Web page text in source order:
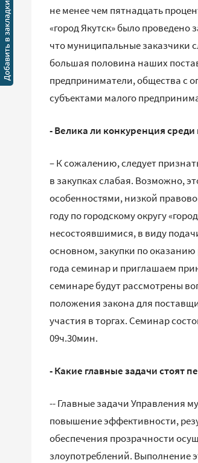
не менее чем пятнадцать
«город Якутск» было проведено
что муниципальные заказчики
большая половина наших
предприниматели, общества с
субъектами малого
- Велика ли конкуренция
– К сожалению, следует
в закупках слабая. Возможно,
особенностями, низкой
году по городскому округу
несостоявшимися, в виду
основном, закупки по оказанию
года семинар и приглашаем
семинаре будут рассмотрены
положения закона для
участия в торгах. Семинар
09ч.30мин.
- Какие главные задачи стоят
-- Главные задачи Управления
повышение эффективности,
обеспечения прозрачности
злоупотреблений. Выполнение